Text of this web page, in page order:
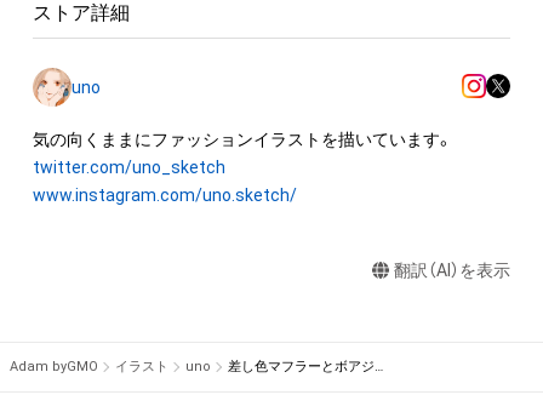
ストア詳細
uno
twitter.com/uno_sketch
www.instagram.com/uno.sketch/
翻訳（AI）を表示
Adam byGMO イラスト uno 差し色マフラーとボアジャケット